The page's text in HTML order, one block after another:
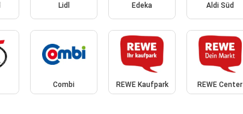
Lidl Edeka Aldi Süd
Combi REWE Kaufpark REWE Center